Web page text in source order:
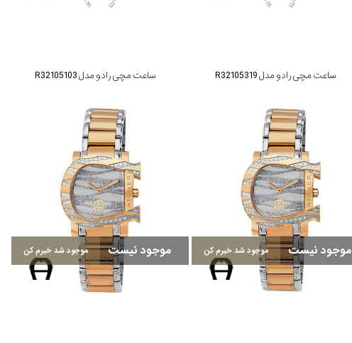
ساعت مچی رادو مدل R32105319 ساعت مچی رادو مدل R32105103
موجود نیست موجود شد خبرم کن موجود نیست موجود شد خبرم کن